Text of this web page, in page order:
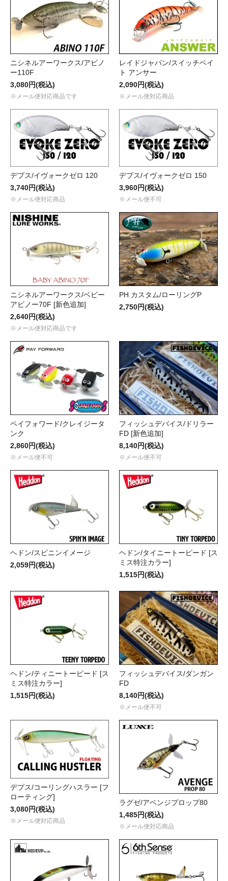
ニシネルアーワークス/アビノ
ー110F
3,080円(税込)
※メール便対応商品です
レイドジャパン/スイッチベイ
ト アンサー
2,090円(税込)
※メール便対応商品
デプス/イヴォークゼロ 120
3,740円(税込)
※メール便対応商品
デプス/イヴォークゼロ 150
3,960円(税込)
※メール便不可
ニシネルアーワークス/ベビー
アビノー70F [新色追加]
2,640円(税込)
※メール便対応商品です
PH カスタム/ローリングP
2,750円(税込)
ペイフォワード/クレイジータ
ンク
2,860円(税込)
※メール便不可
フィッシュデバイス/ドリラー
FD [新色追加]
8,140円(税込)
※メール便不可
ヘドン/スピニンイメージ
2,059円(税込)
ヘドン/タイニートーピード [ス
ミス特注カラー]
1,515円(税込)
ヘドン/ティニートーピード [ス
ミス特注カラー]
1,515円(税込)
フィッシュデバイス/ダンガン
FD
8,140円(税込)
※メール便不可
デプス/コーリングハスラー [フ
ローティング]
3,080円(税込)
※メール便対応商品
ラグゼ/アベンジプロップ80
1,485円(税込)
※メール便対応商品